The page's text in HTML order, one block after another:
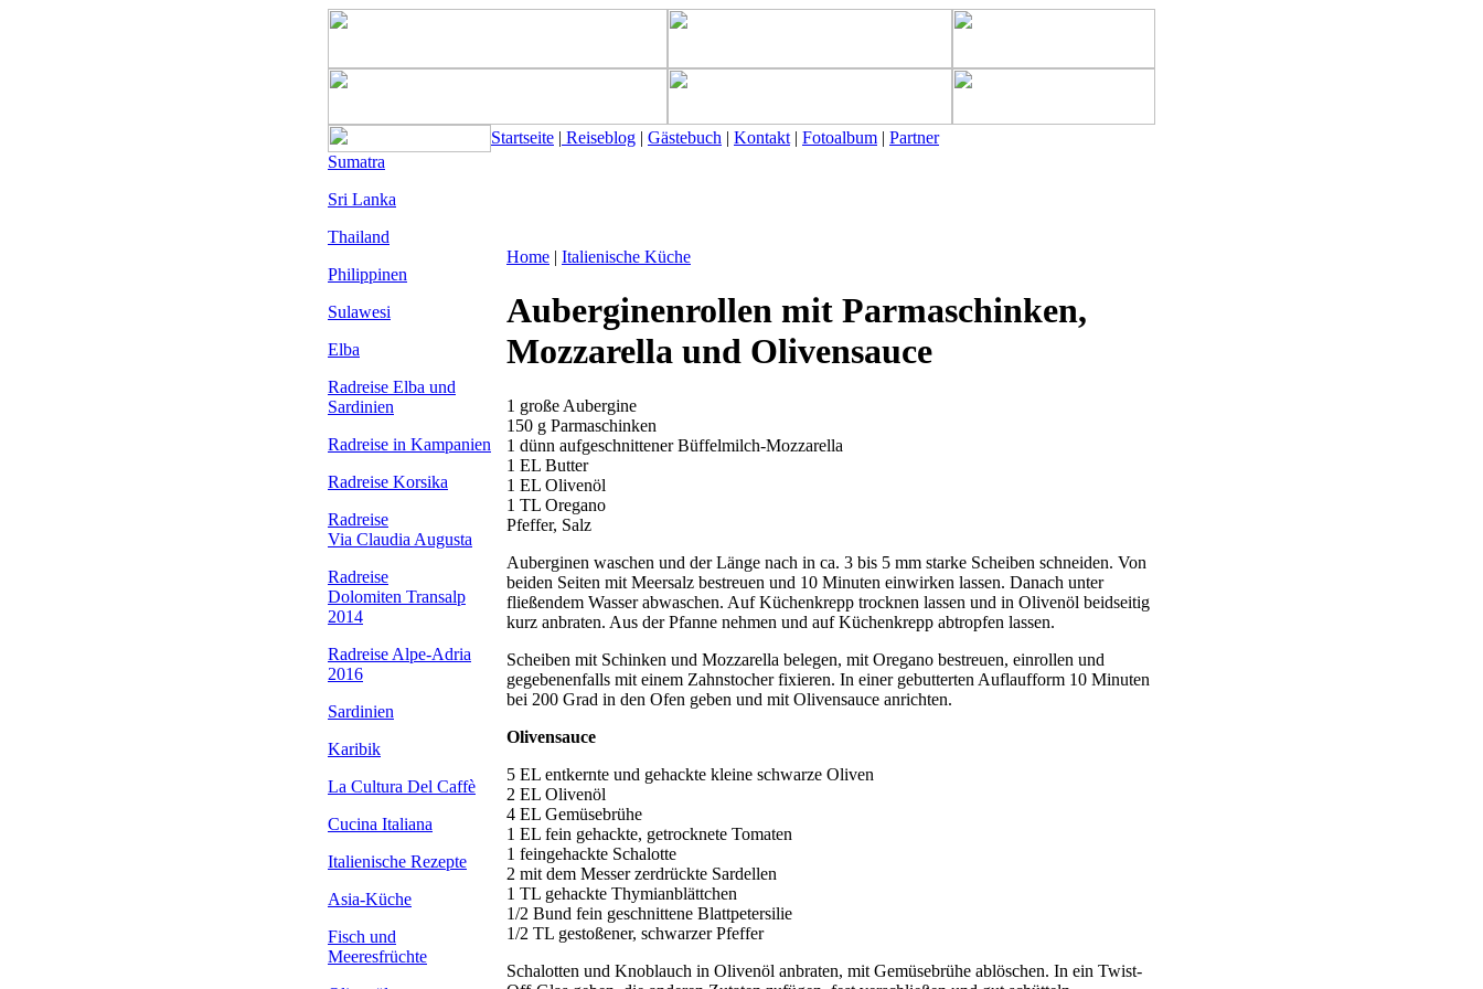
Startseite | Reiseblog | Gästebuch | Kontakt | Fotoalbum | Partner
Sumatra
Sri Lanka
Thailand
Philippinen
Sulawesi
Elba
Radreise Elba und
Sardinien
Radreise in Kampanien
Radreise Korsika
Radreise
Via Claudia Augusta
Radreise
Dolomiten Transalp
2014
Radreise Alpe-Adria
2016
Sardinien
Karibik
La Cultura Del Caffè
Cucina Italiana
Italienische Rezepte
Asia-Küche
Fisch und
Meeresfrüchte
Home | Italienische Küche
Auberginenrollen mit Parmaschinken,
Mozzarella und Olivensauce
1 große Aubergine
150 g Parmaschinken
1 dünn aufgeschnittener Büffelmilch-Mozzarella
1 EL Butter
1 EL Olivenöl
1 TL Oregano
Pfeffer, Salz
Auberginen waschen und der Länge nach in ca. 3 bis 5 mm starke Scheiben schneiden. Von
beiden Seiten mit Meersalz bestreuen und 10 Minuten einwirken lassen. Danach unter
fließendem Wasser abwaschen. Auf Küchenkrepp trocknen lassen und in Olivenöl beidseitig
kurz anbraten. Aus der Pfanne nehmen und auf Küchenkrepp abtropfen lassen.
Scheiben mit Schinken und Mozzarella belegen, mit Oregano bestreuen, einrollen und
gegebenenfalls mit einem Zahnstocher fixieren. In einer gebutterten Auflaufform 10 Minuten
bei 200 Grad in den Ofen geben und mit Olivensauce anrichten.
Olivensauce
5 EL entkernte und gehackte kleine schwarze Oliven
2 EL Olivenöl
4 EL Gemüsebrühe
1 EL fein gehackte, getrocknete Tomaten
1 feingehackte Schalotte
2 mit dem Messer zerdrückte Sardellen
1 TL gehackte Thymianblättchen
1/2 Bund fein geschnittene Blattpetersilie
1/2 TL gestoßener, schwarzer Pfeffer
Schalotten und Knoblauch in Olivenöl anbraten, mit Gemüsebrühe ablöschen. In ein Twist-